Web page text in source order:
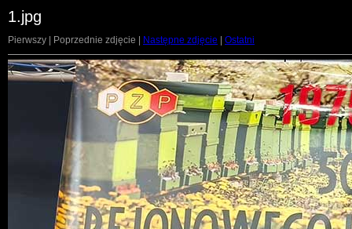
1.jpg
Pierwszy | Poprzednie zdjęcie | Następne zdjęcie Ostatni